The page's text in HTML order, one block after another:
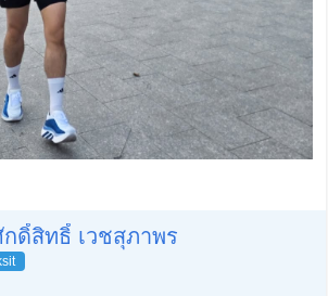
ดิ์สิทธิ์ เวชสุภาพร